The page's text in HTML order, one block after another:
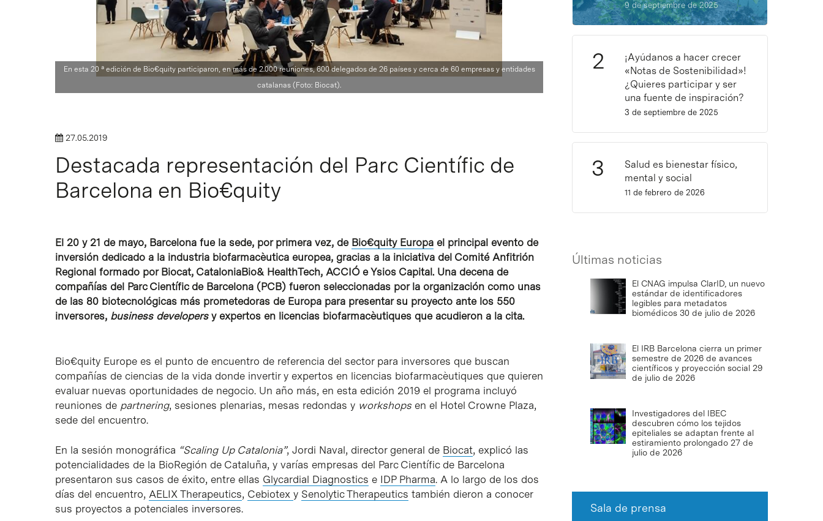
Intro para buscar o ESC per cerrar
En esta 20 ª edición de Bio€quity participaron, en más de 2.000 reuniones, 600 delegados de 26 países y cerca de 60 empresas y entidades
catalanas (Foto: Biocat).
27.05.2019
Destacada representación del Parc Científic de
Barcelona en Bio€quity
El 20 y 21 de mayo, Barcelona fue la sede, por primera vez, de Bio€quity Europa el principal evento de
inversión dedicado a la industria biofarmacèutica europea, gracias a la iniciativa del Comité Anfitrión
Regional formado por Biocat, CataloniaBio& HealthTech, ACCIÓ e Ysios Capital. Una decena de
compañías del Parc Científic de Barcelona (PCB) fueron seleccionadas por la organización como unas
de las 80 biotecnológicas más prometedoras de Europa para presentar su proyecto ante los 550
inversores, business developersy expertos en licencias biofarmacèutiques que acudieron a la cita.
Bio€quity Europe es el punto de encuentro de referencia del sector para inversores que buscan
compañías de ciencias de la vida donde invertir y expertos en licencias biofarmacèutiques que quieren
evaluar nuevas oportunidades de negocio. Un año más, en esta edición 2019 el programa incluyó
reuniones de partnering, sesiones plenarias, mesas redondas y workshops en el Hotel Crowne Plaza,
sede del encuentro.
En la sesión monográfica “Scaling Up Catalonia”, Jordi Naval, director general de Biocat, explicó las
potencialidades de la BioRegión de Cataluña, y varías empresas del Parc Científic de Barcelona
presentaron sus casos de éxito, entre ellas Glycardial Diagnostics e IDP Pharma. A lo largo de los dos
días del encuentro, AELIX Therapeutics, Cebiotex y Senolytic Therapeutics también dieron a conocer
sus proyectos a potenciales inversores.
9 de septiembre de 2025
¡Ayúdanos a hacer crecer
«Notas de Sostenibilidad»!
¿Quieres participar y ser
una fuente de inspiración?
3 de septiembre de 2025
Salud es bienestar físico,
mental y social
11 de febrero de 2026
Últimas noticias
El CNAG impulsa ClarID, un nuevo
estándar de identificadores
legibles para metadatos
biomédicos 30 de julio de 2026
El IRB Barcelona cierra un primer
semestre de 2026 de avances
científicos y proyección social 29
de julio de 2026
Investigadores del IBEC
descubren cómo los tejidos
epiteliales se adaptan frente al
estiramiento prolongado 27 de
julio de 2026
Sala de prensa